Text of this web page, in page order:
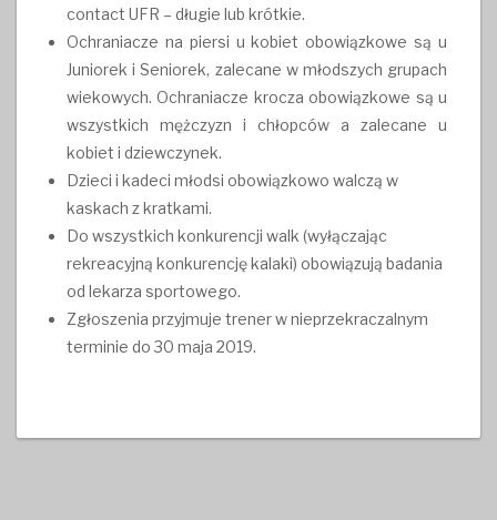
contact UFR – długie lub krótkie.
Ochraniacze na piersi u kobiet obowiązkowe są u
Juniorek i Seniorek, zalecane w młodszych grupach
wiekowych. Ochraniacze krocza obowiązkowe są u
wszystkich mężczyzn i chłopców a zalecane u
kobiet i dziewczynek.
Dzieci i kadeci młodsi obowiązkowo walczą w
kaskach z kratkami.
Do wszystkich konkurencji walk (wyłączając
rekreacyjną konkurencję kalaki) obowiązują badania
od lekarza sportowego.
Zgłoszenia przyjmuje trener w nieprzekraczalnym
terminie do 30 maja 2019.